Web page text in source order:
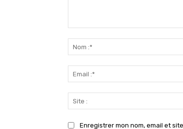
Enregistrer mon nom, email et